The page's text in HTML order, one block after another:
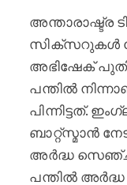
അന്താരാഷ്ട്ര
​​സിക്സറുകൾ
അഭിഷേക്
പന്തിൽ
പിന്നിട്ടത്.
ബാറ്റ്സ്മാൻ
അർദ്ധ
പന്തിൽ